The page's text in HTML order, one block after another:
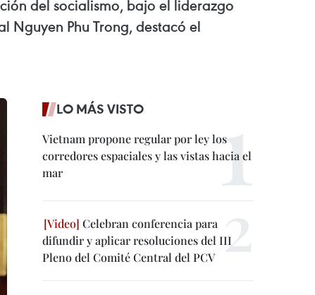
del socialismo, bajo el liderazgo
Nguyen Phu Trong, destacó el
LO MÁS VISTO
Vietnam propone regular por ley los
corredores espaciales y las vistas hacia el
mar
Celebran conferencia para
difundir y aplicar resoluciones del III
Pleno del Comité Central del PCV